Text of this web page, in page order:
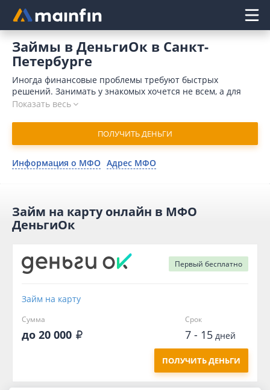
Главное меню
Займы в ДеньгиОк в Санкт-
Петербурге
Иногда финансовые проблемы требуют быстрых
решений. Занимать у знакомых хочется не всем, а для
обращения в банк требуется время и значительный
может послужить отрицательная кредитная история.
Отличным выходом является займ в ДеньгиОк онлайн в
Санкт-Петербурге. В 2026 году для отправки запроса
потребуется немного времени. Организация одобряет
заявку в течение 10 минут и переводит деньги на
Показать весь
ПОЛУЧИТЬ ДЕНЬГИ
Информация о МФО Адрес МФО
Займ на карту онлайн в МФО
ДеньгиОк
Первый бесплатно
Займ на карту
Сумма
до 20 000
Срок
7 - 15дней
ПОЛУЧИТЬ ДЕНЬГИ